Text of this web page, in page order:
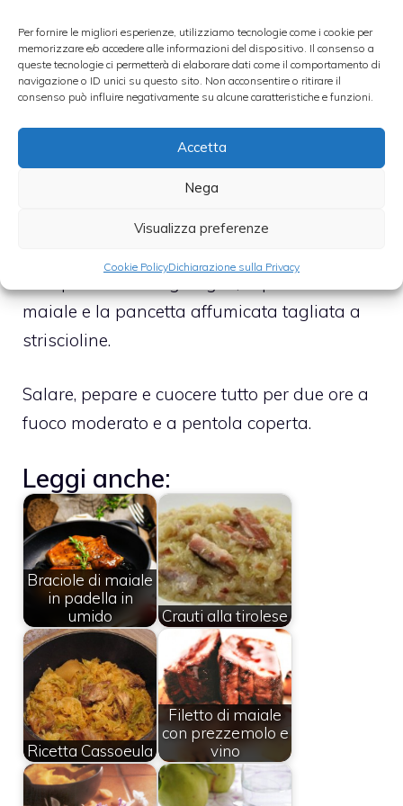
Per fornire le migliori esperienze, utilizziamo tecnologie come i cookie per
memorizzare e/o accedere alle informazioni del dispositivo. Il consenso a
queste tecnologie ci permetterà di elaborare dati come il comportamento di
navigazione o ID unici su questo sito. Non acconsentire o ritirare il
consenso può influire negativamente su alcune caratteristiche e funzioni.
Accetta
Nega
Visualizza preferenze
Cookie PolicyDichiarazione sulla Privacy
Tornando alla preparazione delle puntine di
maiale con crauti, dopo aver scottato le
versare al suo interno un filo di olio. Dopo
averlo scaldato, aggiungere i crauti e un
maiale e la pancetta affumicata tagliata a
striscioline.
Salare, pepare e cuocere tutto per due ore a
fuoco moderato e a pentola coperta.
Leggi anche:
Braciole di maiale
in padella in
umido
Crauti alla tirolese
Ricetta Cassoeula
Filetto di maiale
con prezzemolo e
vino